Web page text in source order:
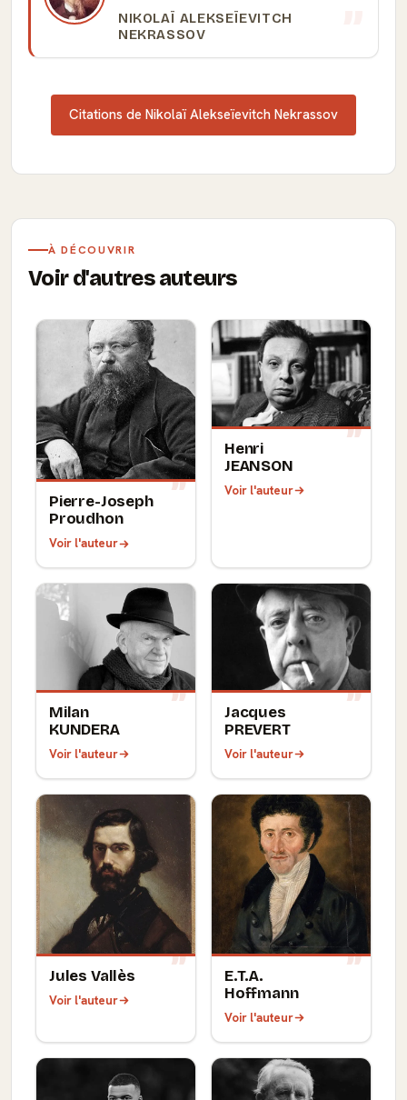
NIKOLAÏ ALEKSEÏEVITCH
NEKRASSOV
Citations de Nikolaï Alekseïevitch Nekrassov
À DÉCOUVRIR
Voir d'autres auteurs
Pierre-Joseph
Proudhon
Voir l'auteur
Henri
JEANSON
Voir l'auteur
Milan
KUNDERA
Voir l'auteur
Jacques
PREVERT
Voir l'auteur
Jules Vallès
Voir l'auteur
E.T.A.
Hoffmann
Voir l'auteur